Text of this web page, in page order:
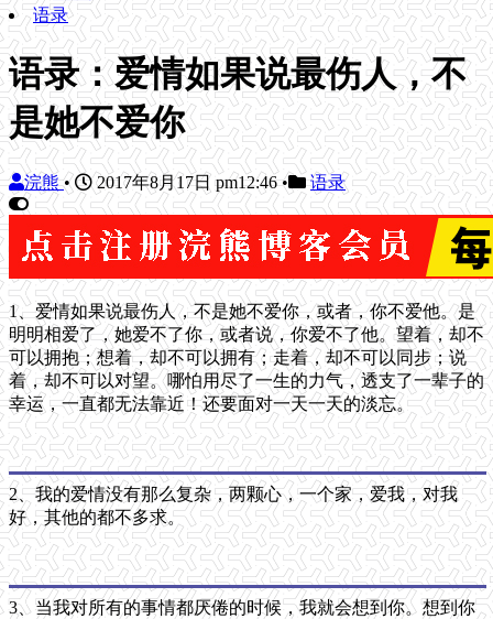
语录
语录：爱情如果说最伤人，不
是她不爱你
浣熊• 2017年8月17日 pm12:46• 语录
1、爱情如果说最伤人，不是她不爱你，或者，你不爱他。是
明明相爱了，她爱不了你，或者说，你爱不了他。望着，却不
可以拥抱；想着，却不可以拥有；走着，却不可以同步；说
着，却不可以对望。哪怕用尽了一生的力气，透支了一辈子的
幸运，一直都无法靠近！还要面对一天一天的淡忘。
2、我的爱情没有那么复杂，两颗心，一个家，爱我，对我
好，其他的都不多求。
3、当我对所有的事情都厌倦的时候，我就会想到你。想到你